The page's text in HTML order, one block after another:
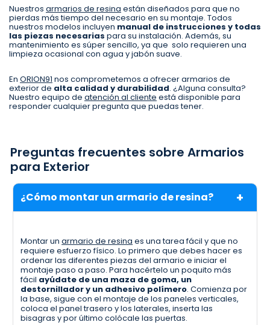
Nuestros armarios de resina están diseñados para que no
pierdas más tiempo del necesario en su montaje. Todos
nuestros modelos incluyen manual de instrucciones y todas
las piezas necesarias para su instalación. Además, su
mantenimiento es súper sencillo, ya que solo requieren una
limpieza ocasional con agua y jabón suave.
En ORION91 nos comprometemos a ofrecer armarios de
exterior de alta calidad y durabilidad. ¿Alguna consulta?
Nuestro equipo de atención al cliente está disponible para
responder cualquier pregunta que puedas tener.
Preguntas frecuentes sobre Armarios
para Exterior
¿Cómo montar un armario de resina?
Montar unarmario de resina es una tarea fácil y que no
requiere esfuerzo físico. Lo primero que debes hacer es
ordenar las diferentes piezas del armario e iniciar el
montaje paso a paso. Para hacértelo un poquito más
fácil ayúdate de una maza de goma, un
destornillador y un adhesivo polímero. Comienza por
la base, sigue con el montaje de los paneles verticales,
coloca el panel trasero y los laterales, inserta las
bisagras y por último colócale las puertas.